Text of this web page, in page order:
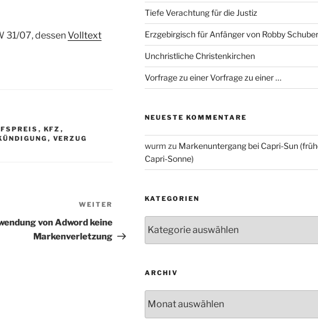
31/07, dessenVolltext
, KFZ ,
, VERZUG
Beitrag
WEITER
von Adword keine
Markenverletzung
Tiefe Verachtung für die Justiz
Erzgebirgisch für Anfänger von Robby
Unchristliche Christenkirchen
Vorfrage zu einer Vorfrage zu einer …
NEUESTE KOMMENTARE
wurm zu Markenuntergang bei Capri-Sun
Capri-Sonne)
KATEGORIEN
ARCHIV